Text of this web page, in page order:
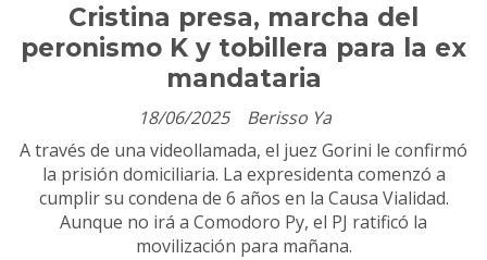
Cristina presa, marcha del
peronismo K y tobillera para la ex
mandataria
Berisso Ya
18/06/2025
A través de una videollamada, el juez Gorini le confirmó
la prisión domiciliaria. La expresidenta comenzó a
cumplir su condena de 6 años en la Causa Vialidad.
Aunque no irá a Comodoro Py, el PJ ratificó la
movilización para mañana.